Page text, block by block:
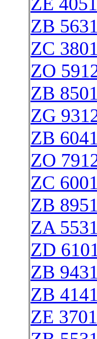
ZB
ZC
ZO
ZB
ZG
ZB
ZO
ZC
ZB
ZA
ZD
ZB
ZB
ZE